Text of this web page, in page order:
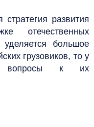
стратегия развития
отечественных
уделяется большое
грузовиков, то у
вопросы к их